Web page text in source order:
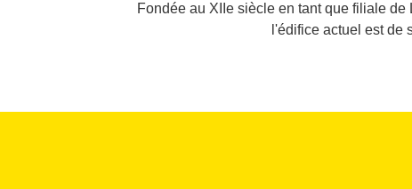
Fondée au XIIe siècle en tant que filiale
l'édifice actuel est de